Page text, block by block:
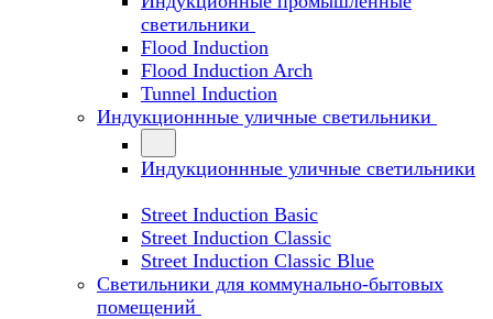
светильники
Flood Induction
Flood Induction Arch
Tunnel Induction
Индукционнные уличные светильники
Индукционнные уличные светильники
Street Induction Basic
Street Induction Classic
Street Induction Classic Blue
Светильники для коммунально-бытовых
помещений